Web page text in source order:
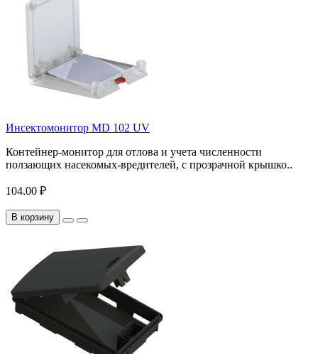
Инсектомонитор MD 102 UV
Контейнер-монитор для отлова и учета численности
ползающих насекомых-вредителей, с прозрачной крышко..
104.00 ₽
В корзину